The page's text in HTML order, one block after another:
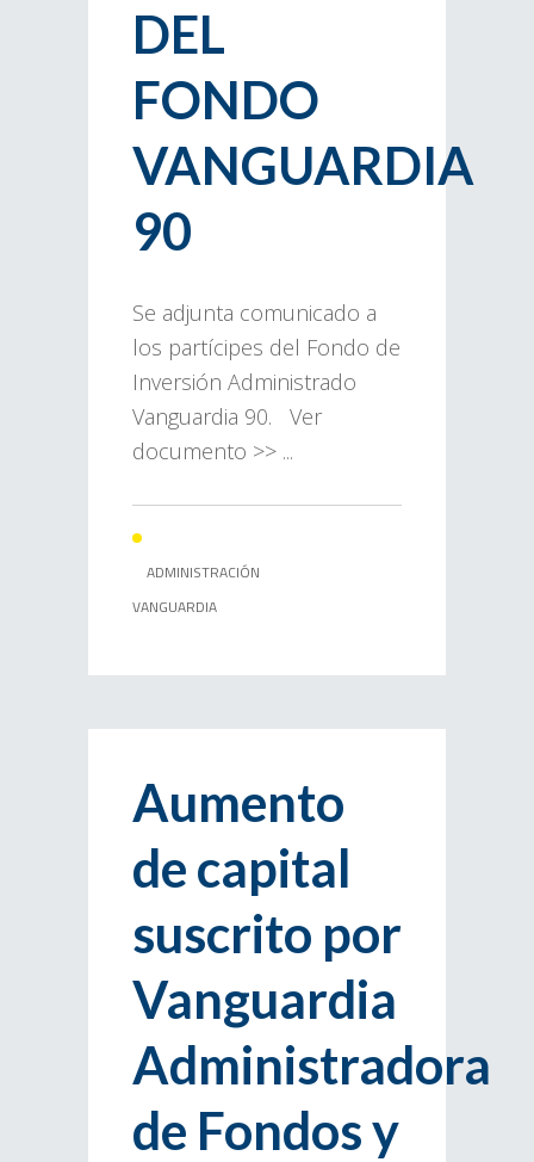
DEL
FONDO
VANGUARDIA
90
Se adjunta comunicado a
los partícipes del Fondo de
Inversión Administrado
Vanguardia 90. Ver
documento >> ...
ADMINISTRACIÓN
VANGUARDIA
Aumento
de capital
suscrito por
Vanguardia
Administradora
de Fondos y